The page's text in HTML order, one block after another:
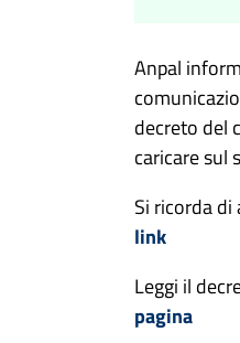
Anpal
decreto del
caricare sul
Si ricorda
link
Leggi il
pagina